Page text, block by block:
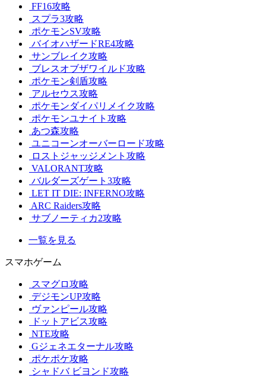
FF16攻略
スプラ3攻略
ポケモンSV攻略
バイオハザードRE4攻略
サンブレイク攻略
ブレスオブザワイルド攻略
ポケモン剣盾攻略
アルセウス攻略
ポケモンダイパリメイク攻略
ポケモンユナイト攻略
あつ森攻略
ユニコーンオーバーロード攻略
ロストジャッジメント攻略
VALORANT攻略
バルダーズゲート3攻略
LET IT DIE: INFERNO攻略
ARC Raiders攻略
サブノーティカ2攻略
一覧を見る
スマホゲーム
スマグロ攻略
デジモンUP攻略
ヴァンピール攻略
ドットアビス攻略
NTE攻略
Gジェネエターナル攻略
ポケポケ攻略
シャドバ ビヨンド攻略